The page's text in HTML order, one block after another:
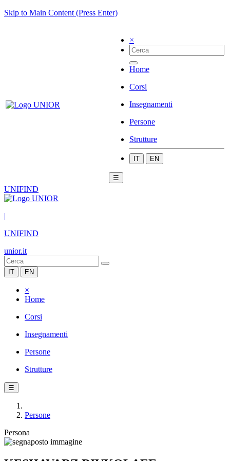
Skip to Main Content (Press Enter)
×
Home
Corsi
Insegnamenti
Persone
Strutture
IT EN
☰
UNIFIND
|
UNIFIND
unior.it
IT EN
×
Home
Corsi
Insegnamenti
Persone
Strutture
☰
Persone
Persona